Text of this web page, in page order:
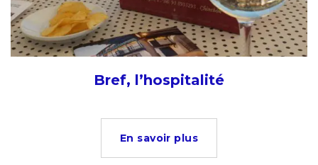
Bref, l’hospitalité
En savoir plus